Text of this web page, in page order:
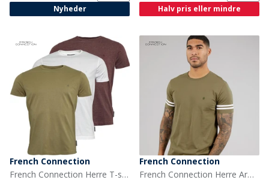
Nyheder Halv pris eller mindre
French Connection
French Connection Herre T-shirts Mergel-Bordeaux
French Connection
French Connection Herre Arm Striber T-shirt Lys Khaki/Hvid Lt Khaki/Hvid